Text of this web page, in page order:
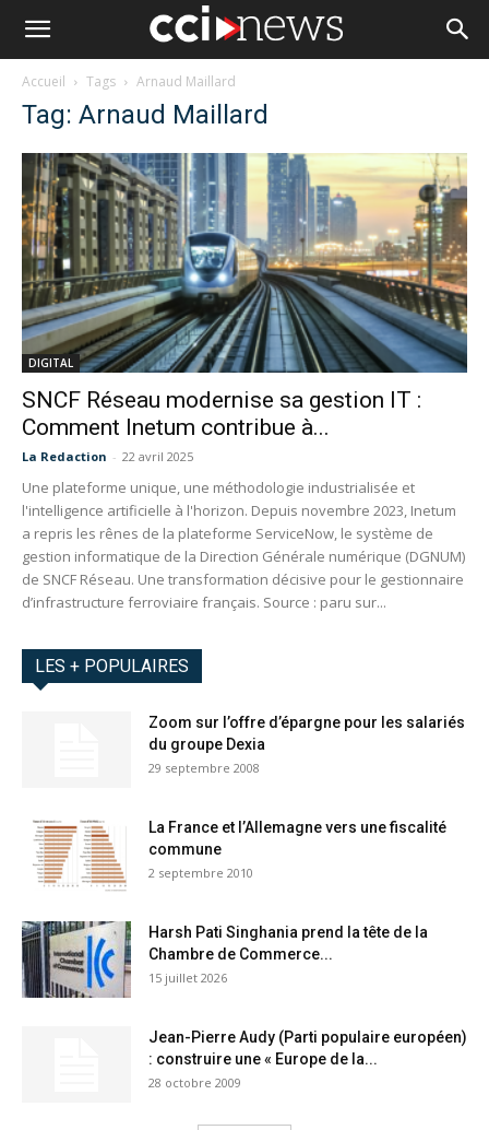
Accueil Tags Arnaud Maillard
Tag: Arnaud Maillard
DIGITAL
SNCF Réseau modernise sa gestion IT :
Comment Inetum contribue à...
La Redaction - 22 avril 2025
Une plateforme unique, une méthodologie industrialisée et
l'intelligence artificielle à l'horizon. Depuis novembre 2023, Inetum
a repris les rênes de la plateforme ServiceNow, le système de
gestion informatique de la Direction Générale numérique (DGNUM)
de SNCF Réseau. Une transformation décisive pour le gestionnaire
d’infrastructure ferroviaire français. Source : paru sur...
LES + POPULAIRES
Zoom sur l’offre d’épargne pour les salariés
du groupe Dexia
29 septembre 2008
La France et l’Allemagne vers une fiscalité
commune
2 septembre 2010
Harsh Pati Singhania prend la tête de la
Chambre de Commerce...
15 juillet 2026
Jean-Pierre Audy (Parti populaire européen)
: construire une « Europe de la...
28 octobre 2009